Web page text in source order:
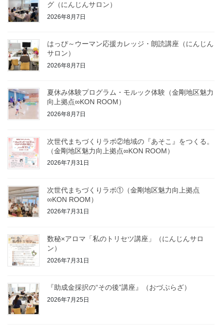
グ（にんじんサロン）
2026年8月7日
はっぴ～ウーマン応援カレッジ・朗読講座（にんじん
サロン）
2026年8月7日
夏休み体験プログラム・モルック体験（金剛地区魅力
向上拠点∞KON ROOM）
2026年8月7日
次世代まちづくりラボ②地域の『あそこ』をつくる。
（金剛地区魅力向上拠点∞KON ROOM）
2026年7月31日
次世代まちづくりラボ①（金剛地区魅力向上拠点
∞KON ROOM）
2026年7月31日
数秘×アロマ「私のトリセツ講座」（にんじんサロ
ン）
2026年7月31日
『助成金採択の“その後”講座』（おづぷらざ）
2026年7月25日